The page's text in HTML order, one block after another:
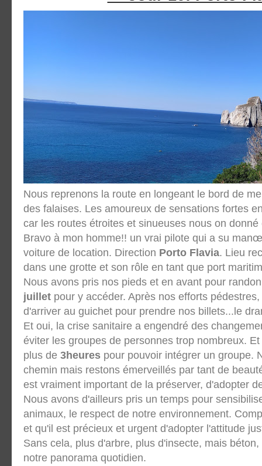
Nous reprenons la route en longeant le bord de
des falaises. Les amoureux de sensations fortes
car les routes étroites et sinueuses nous on
Bravo à mon homme!! un vrai pilote qui a su
voiture de location. Direction Porto Flavia. Lieu
dans une grotte et son rôle en tant que port
Nous avons pris nos pieds et en avant pour
juillet pour y accéder. Après nos efforts
d'arriver au guichet pour prendre nos billets...le
Et oui, la crise sanitaire a engendré des
éviter les groupes de personnes trop nombreux.
plus de 3heures pour pouvoir intégrer un groupe.
chemin mais restons émerveillés par tant de
est vraiment important de la préserver, d'adopter
Nous avons d'ailleurs pris un temps pour
animaux, le respect de notre environnement.
et qu'il est précieux et urgent d'adopter l'attitude
Sans cela, plus d'arbre, plus d'insecte, mais
notre panorama quotidien.